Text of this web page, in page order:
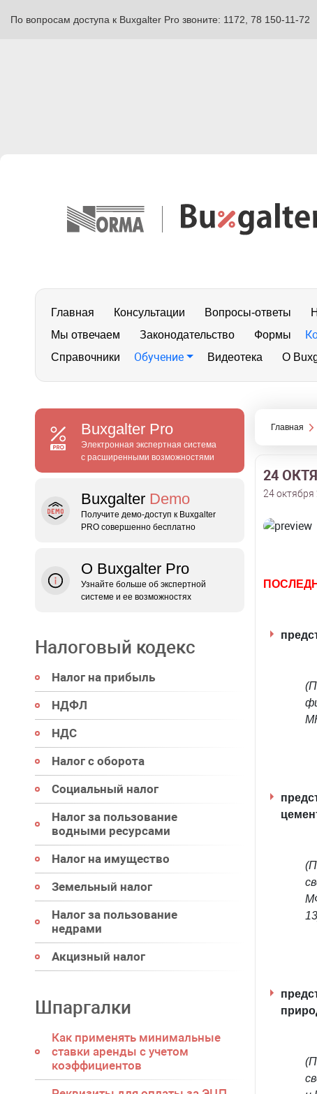
По вопросам доступа к Buxgalter Pro звоните: 1172, 78 150-11-72
Главная Консультации Вопросы-ответы
Мы отвечаем
Законодательство Формы
Справочники Обучение Видеотека О
Buxgalter Pro
Электронная экспертная система
с расширенными возможностями
Buxgalter Demo
Получите демо‑доступ к Buxgalter
PRO совершенно бесплатно
О Buxgalter Pro
Узнайте больше об экспертной
системе и ее возможностях
Налоговый кодекс
Налог на прибыль
НДФЛ
НДС
Налог с оборота
Социальный налог
Налог за пользование
водными ресурсами
Налог на имущество
Земельный налог
Налог за пользование
недрами
Акцизный налог
Шпаргалки
Как применять минимальные
ставки аренды с учетом
коэффициентов
Главная
24
24 октября